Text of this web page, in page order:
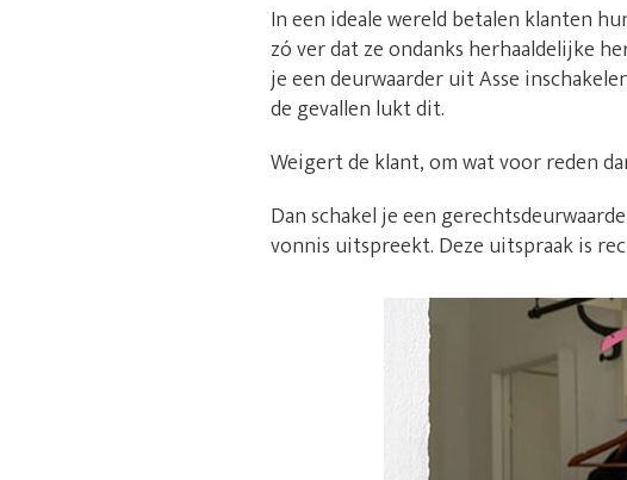
In een ideale wereld betalen klanten
zó ver dat ze ondanks herhaaldelijke
je een deurwaarder uit Asse
de gevallen lukt dit.
Weigert de klant, om wat voor reden
Dan schakel je een
vonnis uitspreekt. Deze uitspraak is